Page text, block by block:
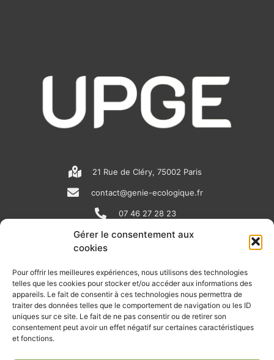
Gérer le consentement aux
cookies
Pour offrir les meilleures expériences, nous utilisons des technologies
telles que les cookies pour stocker et/ou accéder aux informations des
appareils. Le fait de consentir à ces technologies nous permettra de
traiter des données telles que le comportement de navigation ou les ID
uniques sur ce site. Le fait de ne pas consentir ou de retirer son
consentement peut avoir un effet négatif sur certaines caractéristiques
et fonctions.
21 Rue de Cléry, 75002 Paris
contact@genie-ecologique.fr
07 46 27 28 23
N
e
w
s
p
i
n
k
e
o
u
t
u
RECEVOIR L'ACTU DE LA FILIÈRE
Retrouvez tous les mois les articles terrain de nos adhérents, les
rendez-vous importants de la filière, nos offres de stages et